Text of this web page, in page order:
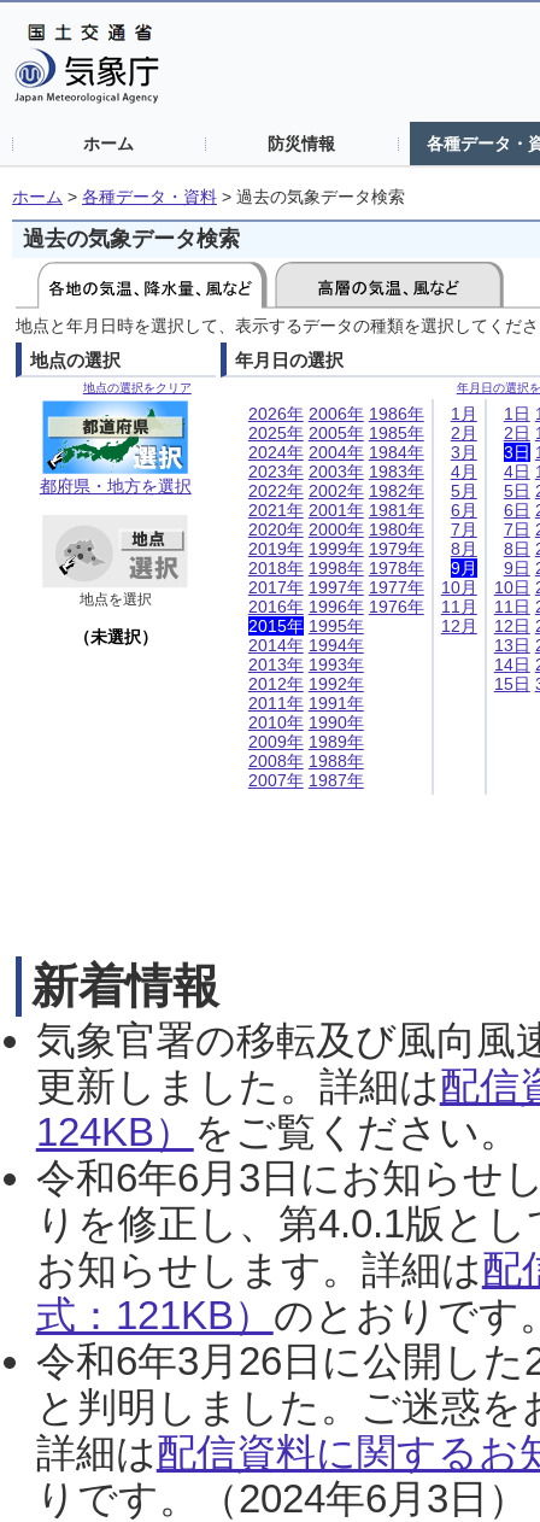
ホーム 防災情報 各種データ・
ホーム > 各種データ・資料 > 過去の気象データ検索
過去の気象データ検索
地点と年月日時を選択して、表示するデータの種類を選択してくだ
地点の選択
地点の選択をクリア
都府県・地方を選択
地点を選択
（未選択）
年月日の選択
年月日の選択
2026年
2025年
2024年
2023年
2022年
2021年
2020年
2019年
2018年
2017年
2016年
2015年
2014年
2013年
2012年
2011年
2010年
2009年
2008年
2007年
2006年
2005年
2004年
2003年
2002年
2001年
2000年
1999年
1998年
1997年
1996年
1995年
1994年
1993年
1992年
1991年
1990年
1989年
1988年
1987年
1986年
1985年
1984年
1983年
1982年
1981年
1980年
1979年
1978年
1977年
1976年
1月
2月
3月
4月
5月
6月
7月
8月
9月
10月
11月
12月
1日
2日
3日
4日
5日
6日
7日
8日
9日
10日
11日
12日
13日
14日
15日
新着情報
気象官署の移転及び風向風
更新しました。詳細は配信
124KB） をご覧ください。
令和6年6月3日にお知らせ
りを修正し、第4.0.1版と
お知らせします。詳細は配
式：121KB） のとおりです
令和6年3月26日に公開し
と判明しました。ご迷惑
詳細は配信資料に関するお
りです。（2024年6月3日）